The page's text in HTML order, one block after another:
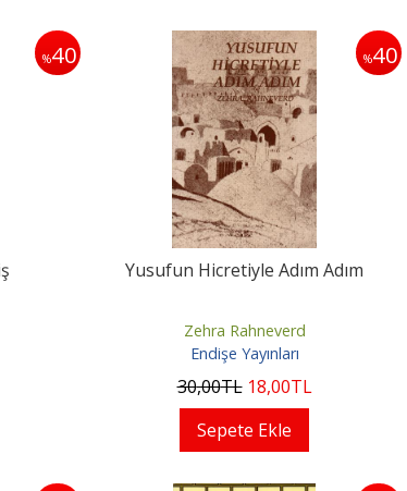
%40 %40
Yusufun Hicretiyle Adım Adım
Zehra Rahneverd
Endişe Yayınları
30,00TL 18,00TL
Sepete Ekle